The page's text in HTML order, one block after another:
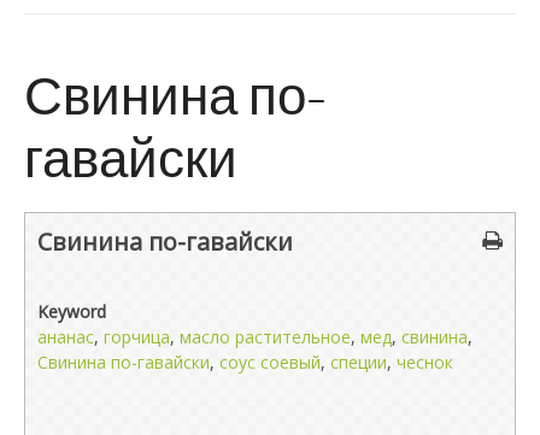
Свинина по-
гавайски
Свинина по-гавайски
Keyword
ананас, горчица, масло растительное, мед, свинина,
Свинина по-гавайски, соус соевый, специи, чеснок